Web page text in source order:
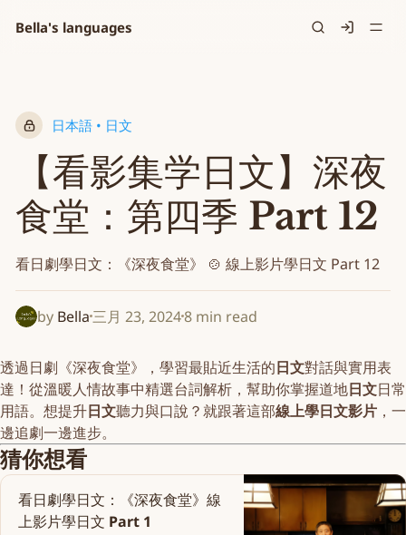
Bella's languages
日本語 • 日文
【看影集学日文】深夜
食堂：第四季 Part 12
看日劇學日文：《深夜食堂》 🍲 線上影片學日文 Part 12
by Bella三月 23, 20248 min read
透過日劇《深夜食堂》，學習最貼近生活的日文對話與實用表
達！從溫暖人情故事中精選台詞解析，幫助你掌握道地日文日常
用語。想提升日文聽力與口說？就跟著這部線上學日文影片 ，一
邊追劇一邊進步。
猜你想看
看日劇學日文：《深夜食堂》線
上影片學日文 Part 1